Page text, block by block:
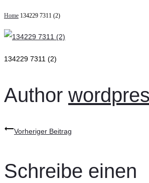
Home 134229 7311 (2)
134229 7311 (2)
Author
Vorheriger Beitrag
Schreibe einen